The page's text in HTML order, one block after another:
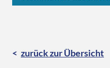
zurück zur Übersicht